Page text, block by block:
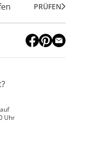
PRÜFEN
Uhr